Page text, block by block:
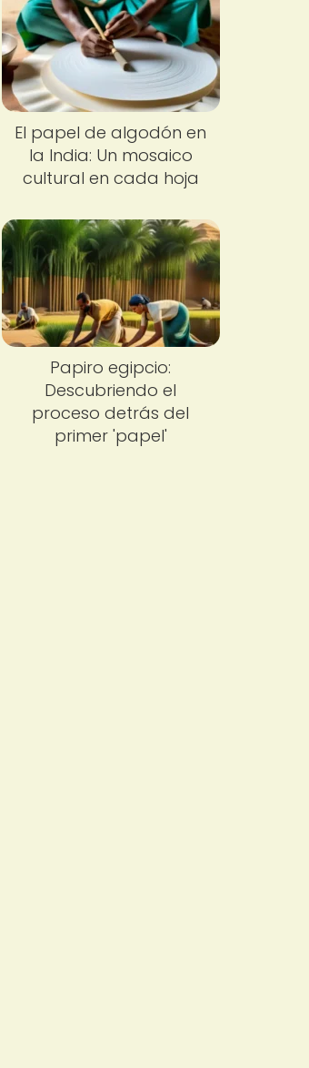
El papel de algodón en
la India: Un mosaico
cultural en cada hoja
Papiro egipcio:
Descubriendo el
proceso detrás del
primer 'papel'